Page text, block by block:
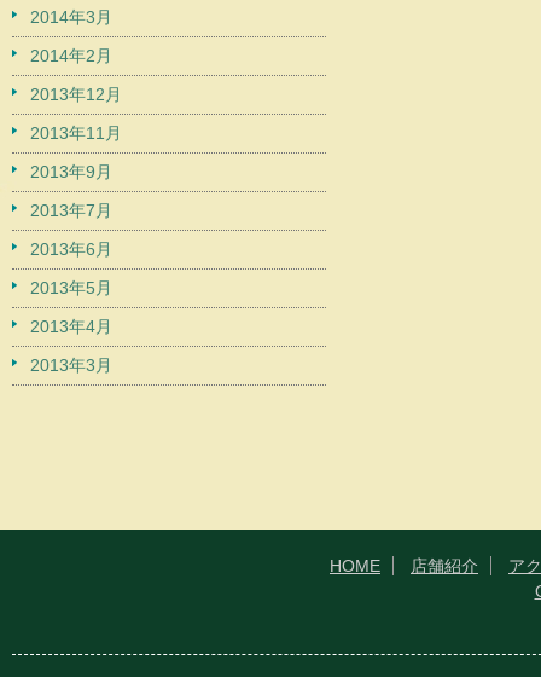
2014年3月
2014年2月
2013年12月
2013年11月
2013年9月
2013年7月
2013年6月
2013年5月
2013年4月
2013年3月
HOME 店舗紹介
ア